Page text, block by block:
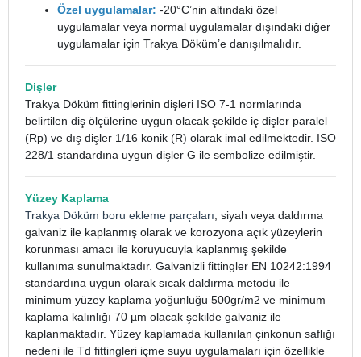
Özel uygulamalar: -20°C’nin altındaki özel
uygulamalar veya normal uygulamalar dışındaki diğer
uygulamalar için Trakya Döküm’e danışılmalıdır.
Dişler
Trakya Döküm fittinglerinin dişleri ISO 7-1 normlarında
belirtilen diş ölçülerine uygun olacak şekilde iç dişler paralel
(Rp) ve dış dişler 1/16 konik (R) olarak imal edilmektedir. ISO
228/1 standardına uygun dişler G ile sembolize edilmiştir.
Yüzey Kaplama
Trakya Döküm boru ekleme parçaları; siyah veya daldırma
galvaniz ile kaplanmış olarak ve korozyona açık yüzeylerin
korunması amacı ile koruyucuyla kaplanmış şekilde
kullanıma sunulmaktadır. Galvanizli fittingler EN 10242:1994
standardına uygun olarak sıcak daldırma metodu ile
minimum yüzey kaplama yoğunluğu 500gr/m2 ve minimum
kaplama kalınlığı 70 µm olacak şekilde galvaniz ile
kaplanmaktadır. Yüzey kaplamada kullanılan çinkonun saflığı
nedeni ile Td fittingleri içme suyu uygulamaları için özellikle